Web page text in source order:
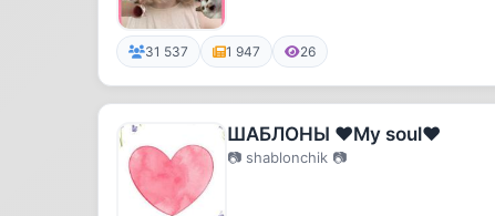
31 537 1 947 26
ШАБЛОНЫ ♥️My soul♥️
📷 shablonchik 📷